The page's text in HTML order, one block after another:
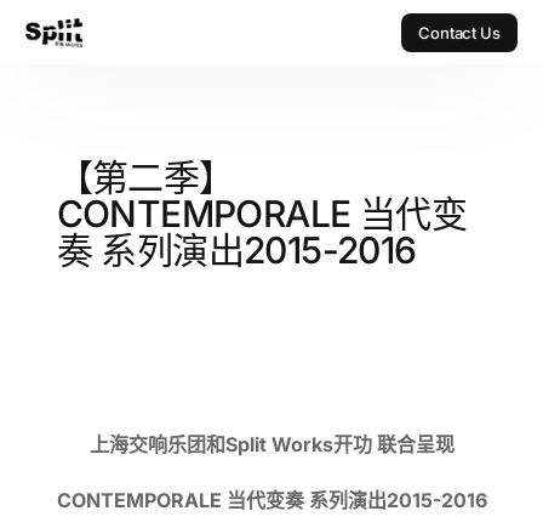
Contact Us
【第二季】
CONTEMPORALE 当代变
奏 系列演出2015-2016
上海交响乐团和Split Works开功 联合呈现
CONTEMPORALE 当代变奏 系列演出2015-2016